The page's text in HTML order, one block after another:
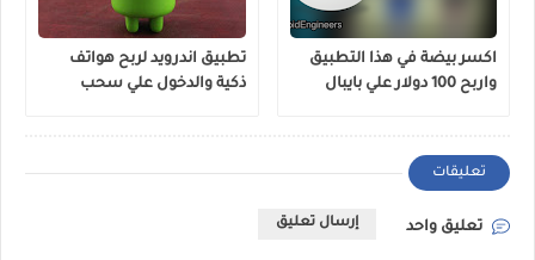
اكسر بيضة في هذا التطبيق
واربح 100 دولار علي بايبال
تطبيق اندرويد لربح هواتف
ذكية والدخول علي سحب
تعليقات
تعليق واحد إرسال تعليق